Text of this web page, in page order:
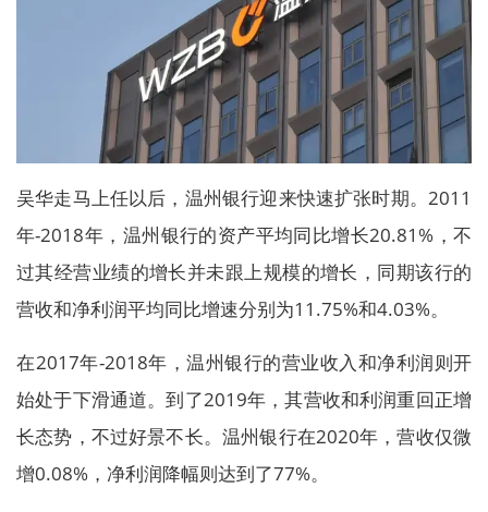
吴华走马上任以后，温州银行迎来快速扩张时期。2011
年-2018年，温州银行的资产平均同比增长20.81%，不
过其经营业绩的增长并未跟上规模的增长，同期该行的
营收和净利润平均同比增速分别为11.75%和4.03%。
在2017年-2018年，温州银行的营业收入和净利润则开
始处于下滑通道。到了2019年，其营收和利润重回正增
长态势，不过好景不长。温州银行在2020年，营收仅微
增0.08%，净利润降幅则达到了77%。